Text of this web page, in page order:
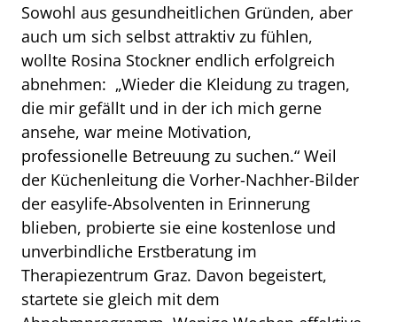
Sowohl aus gesundheitlichen Gründen, aber
auch um sich selbst attraktiv zu fühlen,
wollte Rosina Stockner endlich erfolgreich
abnehmen: „Wieder die Kleidung zu tragen,
die mir gefällt und in der ich mich gerne
ansehe, war meine Motivation,
professionelle Betreuung zu suchen.“ Weil
der Küchenleitung die Vorher-Nachher-Bilder
der easylife-Absolventen in Erinnerung
blieben, probierte sie eine kostenlose und
unverbindliche Erstberatung im
Therapiezentrum Graz. Davon begeistert,
startete sie gleich mit dem